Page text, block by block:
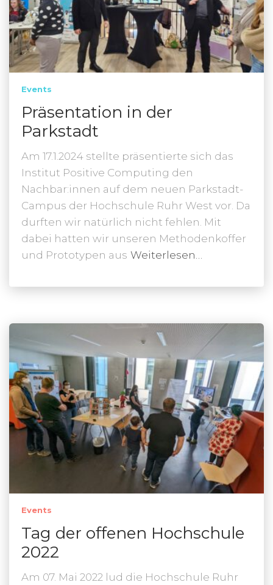
Events
Präsentation in der
Parkstadt
Am 17.1.2024 stellte präsentierte sich das
Institut Positive Computing den
Nachbar:innen auf dem neuen Parkstadt-
Campus der Hochschule Ruhr West vor. Da
durften wir natürlich nicht fehlen. Mit
dabei hatten wir unseren Methodenkoffer
und Prototypen aus Weiterlesen…
Events
Tag der offenen Hochschule
2022
Am 07. Mai 2022 lud die Hochschule Ruhr